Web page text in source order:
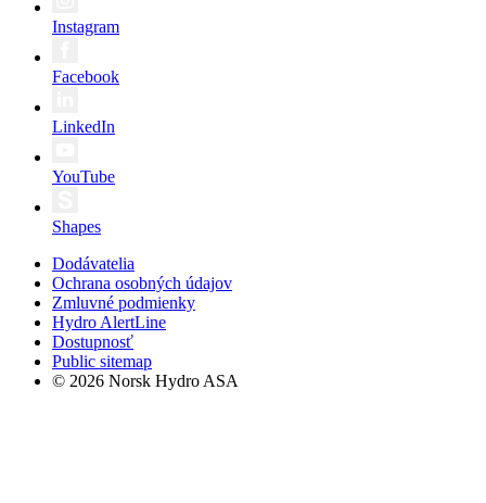
Instagram
Facebook
LinkedIn
YouTube
Shapes
Dodávatelia
Ochrana osobných údajov
Zmluvné podmienky
Hydro AlertLine
Dostupnosť
Public sitemap
© 2026 Norsk Hydro ASA